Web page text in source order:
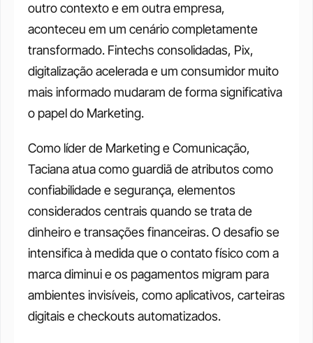
outro contexto e em outra empresa,
aconteceu em um cenário completamente
transformado. Fintechs consolidadas, Pix,
digitalização acelerada e um consumidor muito
mais informado mudaram de forma significativa
o papel do Marketing.
Como líder de Marketing e Comunicação,
Taciana atua como guardiã de atributos como
confiabilidade e segurança, elementos
considerados centrais quando se trata de
dinheiro e transações financeiras. O desafio se
intensifica à medida que o contato físico com a
marca diminui e os pagamentos migram para
ambientes invisíveis, como aplicativos, carteiras
digitais e checkouts automatizados.